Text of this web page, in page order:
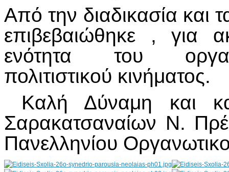
Από την διαδικασία και
επιβεβαιώθηκε , για
ενότητα του
πολιτιστικού κινήματος.
Καλή Δύναμη και
Σαρακατσαναίων Ν.
Πανελληνίου